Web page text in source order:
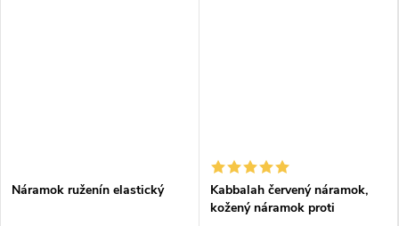
Náramok ruženín elastický
Kabbalah červený náramok,
kožený náramok proti